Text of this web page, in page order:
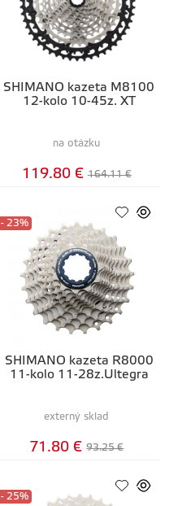
SHIMANO kazeta M8100
12-kolo 10-45z. XT
na otázku
119.80 € 164.11 €
SHIMANO kazeta R8000
11-kolo 11-28z.Ultegra
- 23%
externý sklad
71.80 € 93.25 €
- 25%